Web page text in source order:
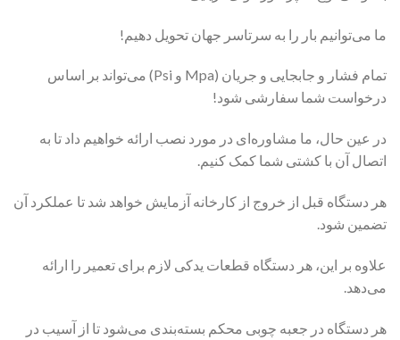
ما می‌توانیم بار را به سرتاسر جهان تحویل دهیم!
تمام فشار و جابجایی و جریان (Mpa و Psi) می‌تواند بر اساس
درخواست شما سفارشی شود!
در عین حال، ما مشاوره‌ای در مورد نصب ارائه خواهیم داد تا به
اتصال آن با کشتی شما کمک کنیم.
هر دستگاه قبل از خروج از کارخانه آزمایش خواهد شد تا عملکرد آن
تضمین شود.
علاوه بر این، هر دستگاه قطعات یدکی لازم برای تعمیر را ارائه
می‌دهد.
هر دستگاه در جعبه چوبی محکم بسته‌بندی می‌شود تا از آسیب در